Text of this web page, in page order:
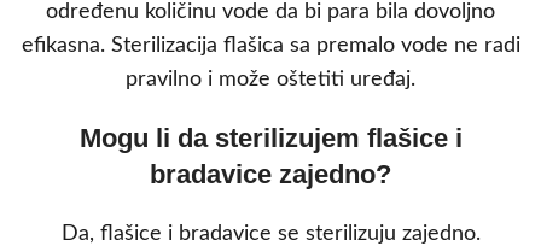
određenu količinu vode da bi para bila dovoljno
efikasna. Sterilizacija flašica sa premalo vode ne radi
pravilno i može oštetiti uređaj.
Mogu li da sterilizujem flašice i
bradavice zajedno?
Da, flašice i bradavice se sterilizuju zajedno.